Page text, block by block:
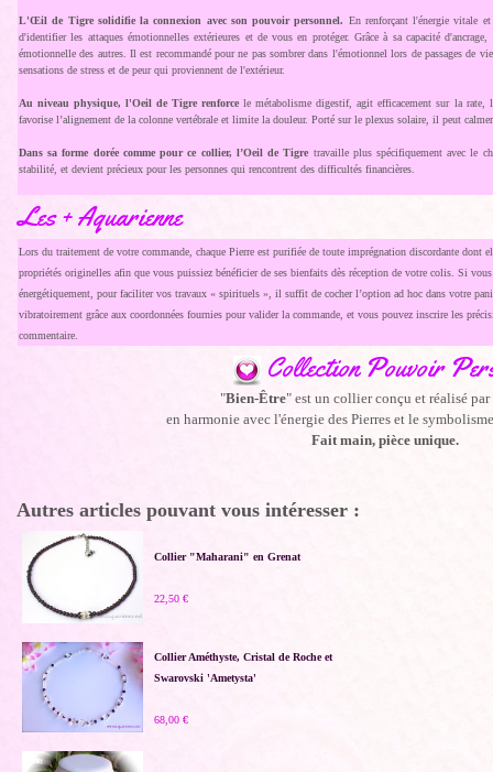
L'Œil de Tigre solidifie la connexion avec son pouvoir personnel. En renforçant l'énergie vitale
d'identifier les attaques émotionnelles extérieures et de vous en protéger. Grâce à sa capacité
émotionnelle des autres. Il est recommandé pour ne pas sombrer dans l'émotionnel lors de passages de
sensations de stress et de peur qui proviennent de l'extérieur.
Au niveau physique, l'Oeil de Tigre renforcele métabolisme digestif, agit efficacement sur la
favorise l’alignement de la colonne vertébrale et limite la douleur. Porté sur le plexus solaire, il peut
Dans sa forme dorée comme pour ce collier, l’Oeil de Tigre travaille plus spécifiquement avec le
stabilité, et devient précieux pour les personnes qui rencontrent des difficultés financières.
Les + Aquarienne
Lors du traitement de votre commande, chaque Pierre est purifiée de toute imprégnation discordante dont
propriétés originelles afin que vous puissiez bénéficier de ses bienfaits dès réception de votre colis. Si
énergétiquement, pour faciliter vos travaux « spirituels », il suffit de cocher l’option ad hoc dans votre
vibratoirement grâce aux coordonnées fournies pour valider la commande, et vous pouvez inscrire les
commentaire.
Collection Pouvoir
"Bien-Être" est un collier conçu et réalisé par
en harmonie avec l'énergie des Pierres et le
Fait main, pièce unique.
Autres articles pouvant vous intéresser :
Collier "Maharani" en Grenat
22,50 €
Collier Améthyste, Cristal de Roche et
Swarovski 'Ametysta'
68,00 €